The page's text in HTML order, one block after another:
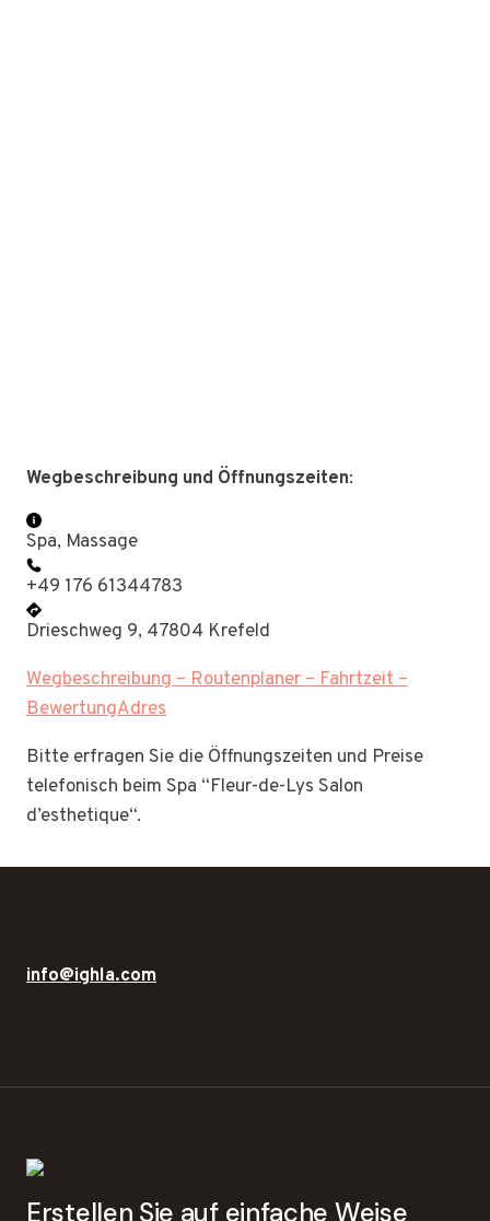
Wegbeschreibung und Öffnungszeiten:
Spa, Massage
+49 176 61344783
Drieschweg 9, 47804 Krefeld
Wegbeschreibung – Routenplaner – Fahrtzeit –
BewertungAdres
Bitte erfragen Sie die Öffnungszeiten und Preise
telefonisch beim Spa “Fleur-de-Lys Salon
d’esthetique“.
info@ighla.com
Erstellen Sie auf einfache Weise